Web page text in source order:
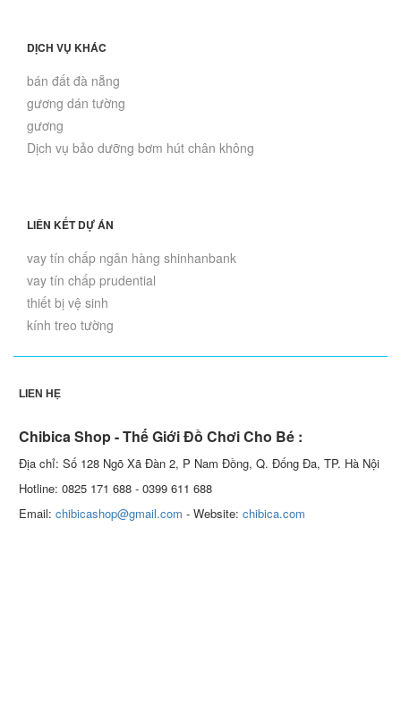
DỊCH VỤ KHÁC
bán đất đà nẵng
gương dán tường
gương
Dịch vụ bảo dưỡng bơm hút chân không
LIÊN KẾT DỰ ÁN
vay tín chấp ngân hàng shinhanbank
vay tín chấp prudential
thiết bị vệ sinh
kính treo tường
LIÊN HỆ
Chibica Shop - Thế Giới Đồ Chơi Cho Bé :
Địa chỉ: Số 128 Ngõ Xã Đàn 2, P Nam Đồng, Q. Đống Đa, TP. Hà Nội
Hotline: 0825 171 688 - 0399 611 688
Email:chibicashop@gmail.com - Website:chibica.com